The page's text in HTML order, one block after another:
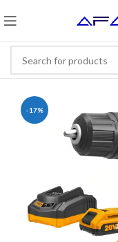
-17%